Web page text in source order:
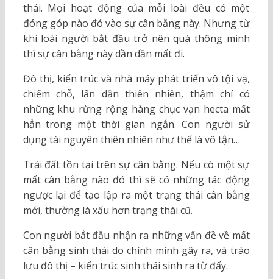
thái. Mọi hoạt động của mỗi loài đều có một
đóng góp nào đó vào sự cân bằng này. Nhưng từ
khi loài người bắt đầu trở nên quá thông minh
thì sự cân bằng này dần dần mất đi.
Đô thị, kiến trúc và nhà máy phát triển vô tội vạ,
chiếm chỗ, lấn dần thiên nhiên, thậm chí có
những khu rừng rộng hàng chục vạn hecta mất
hẳn trong một thời gian ngắn. Con người sử
dụng tài nguyên thiên nhiên như thể là vô tận…
Trái đất tồn tại trên sự cân bằng. Nếu có một sự
mất cân bằng nào đó thì sẽ có những tác động
ngược lại để tạo lập ra một trạng thái cân bằng
mới, thường là xấu hơn trạng thái cũ.
Con người bắt đầu nhận ra những vấn đề về mất
cân bằng sinh thái do chính mình gây ra, và trào
lưu đô thị – kiến trúc sinh thái sinh ra từ đấy.